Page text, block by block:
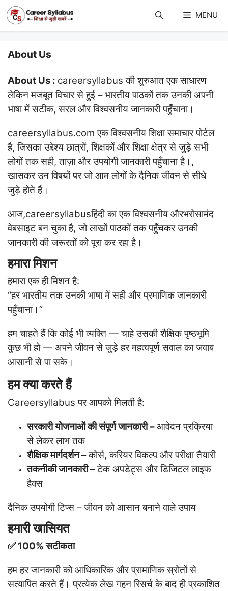
content
MENU
About Us
About Us : careersyllabus की शुरुआत एक साधारण
लेकिन मजबूत विचार से हुई – भारतीय पाठकों तक उनकी अपनी
भाषा में सटीक, सरल और विश्वसनीय जानकारी पहुँचाना।
careersyllabus.com एक विश्वसनीय शिक्षा समाचार पोर्टल
है, जिसका उद्देश्य छात्रों, शिक्षकों और शिक्षा क्षेत्र से जुड़े सभी
लोगों तक सही, ताज़ा और उपयोगी जानकारी पहुँचाना है।,
खासकर उन विषयों पर जो आम लोगों के दैनिक जीवन से सीधे
जुड़े होते हैं।
आज,careersyllabusहिंदी का एक विश्वसनीय औरभरोसामंद
वेबसाइट बन चुका है, जो लाखों पाठकों तक पहुँचकर उनकी
जानकारी की जरूरतों को पूरा कर रहा है।
हमारा मिशन
हमारा एक ही मिशन है:
“हर भारतीय तक उनकी भाषा में सही और प्रमाणिक जानकारी
पहुँचाना।”
हम चाहते हैं कि कोई भी व्यक्ति — चाहे उसकी शैक्षिक पृष्ठभूमि
कुछ भी हो — अपने जीवन से जुड़े हर महत्वपूर्ण सवाल का जवाब
आसानी से पा सके।
हम क्या करते हैं
Careersyllabus पर आपको मिलती है:
सरकारी योजनाओं की संपूर्ण जानकारी –आवेदन प्रक्रिया
से लेकर लाभ तक
शैक्षिक मार्गदर्शन –कोर्स, करियर विकल्प और परीक्षा तैयारी
तकनीकी जानकारी –टेक अपडेट्स और डिजिटल लाइफ
हैक्स
दैनिक उपयोगी टिप्स – जीवन को आसान बनाने वाले उपाय
हमारी खासियत
✅ 100% सटीकता
हम हर जानकारी को आधिकारिक और प्रामाणिक स्रोतों से
सत्यापित करते हैं। प्रत्येक लेख गहन रिसर्च के बाद ही प्रकाशित